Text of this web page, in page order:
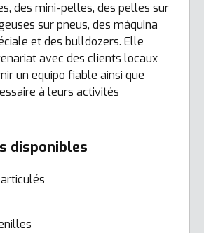
des mini-pelles, des pelles sur
sur pneus, des máquina
et des bulldozers. Elle
avec des clients locaux
un equipo fiable ainsi que
à leurs activités
disponibles